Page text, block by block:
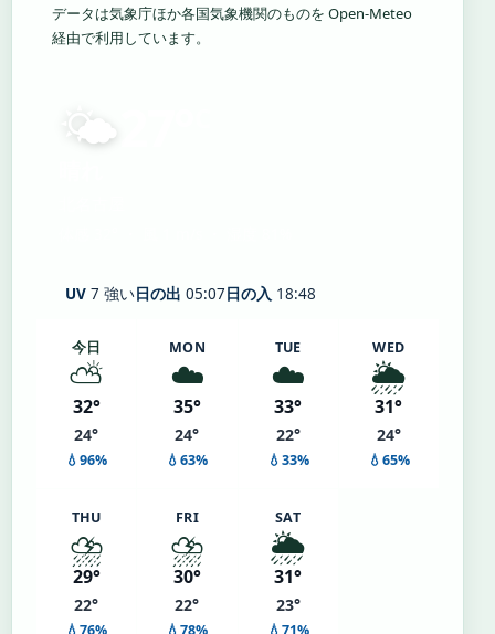
データは気象庁ほか各国気象機関のものを Open-Meteo
経由で利用しています。
🌤️
UV 7 強い日の出 05:07日の入 18:48
今日
⛅
32°
24°
💧96%
MON
☁️
35°
24°
💧63%
TUE
☁️
33°
22°
💧33%
WED
🌦️
31°
24°
💧65%
THU
⛈️
29°
22°
💧76%
FRI
⛈️
30°
22°
💧78%
SAT
🌦️
31°
23°
💧71%